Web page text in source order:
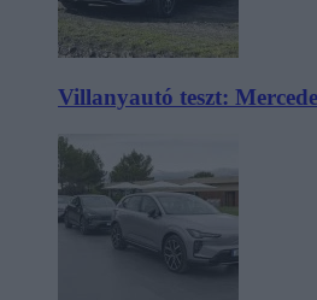
Villanyautó teszt: